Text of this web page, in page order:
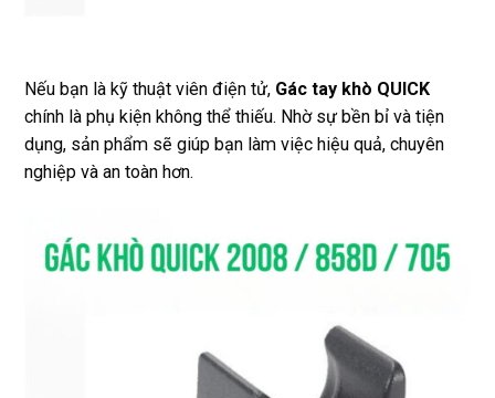
Nếu bạn là kỹ thuật viên điện tử, Gác tay khò QUICK
chính là phụ kiện không thể thiếu. Nhờ sự bền bỉ và tiện
dụng, sản phẩm sẽ giúp bạn làm việc hiệu quả, chuyên
nghiệp và an toàn hơn.